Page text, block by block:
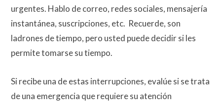
urgentes. Hablo de correo, redes sociales, mensajería
instantánea, suscripciones, etc. Recuerde, son
ladrones de tiempo, pero usted puede decidir si les
permite tomarse su tiempo.
Si recibe una de estas interrupciones, evalúe si se trata
de una emergencia que requiere su atención